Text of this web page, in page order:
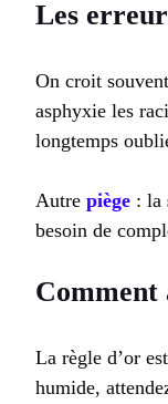
Les
On croit
asphyxie les
longtemps
Autre piège : la
besoin de
Comment
La règle d’or
humide,